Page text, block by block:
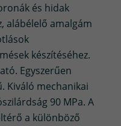
és hidak
alábélelő amalgám
készítéséhez.
Egyszerűen
Kiváló mechanikai
90 MPa. A
a különböző